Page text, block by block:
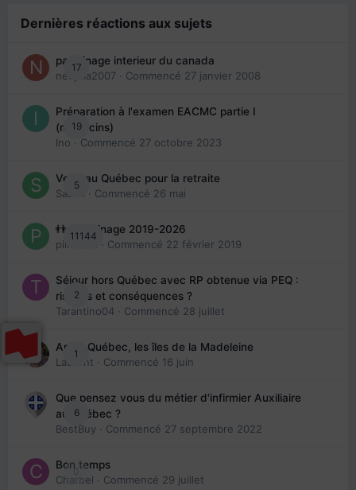
Dernières réactions aux sujets
17
parrainage interieur du canada
nedjma2007 · Commencé 27 janvier 2008
19
Préparation à l'examen EACMC partie I
(médecins)
Ino · Commencé 27 octobre 2023
5
Venir au Québec pour la retraite
Sab74
· Commencé 26 mai
11144
👬 Parrainage 2019-2026
piinoush
· Commencé 22 février 2019
2
Séjour hors Québec avec RP obtenue via PEQ :
risques et conséquences ?
Tarantino04 · Commencé 28 juillet
1
Arte : Québec, les îles de la Madeleine
Laurent · Commencé 16 juin
6
Que pensez vous du métier d'infirmier Auxiliaire
au Québec ?
BestBuy · Commencé 27 septembre 2022
0
Bon temps
Charbel · Commencé 29 juillet